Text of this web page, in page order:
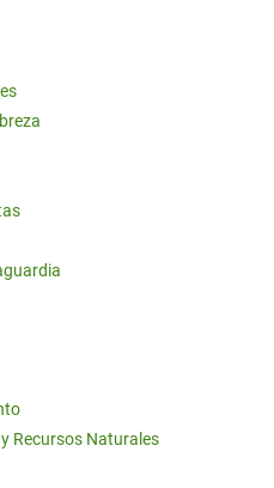
Recursos Naturales